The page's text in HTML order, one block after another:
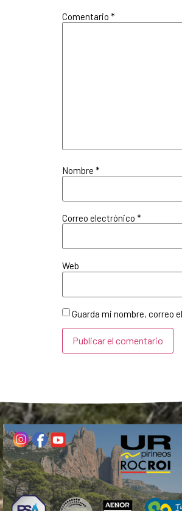
Comentario *
Nombre *
Correo electrónico *
Web
Guarda mi nombre, correo